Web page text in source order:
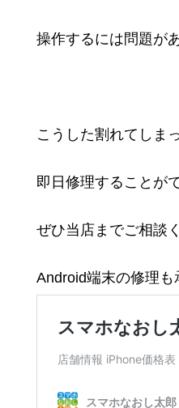
操作するには問題が
こうした割れてしま
即日修理することが
ぜひ当店までご相談
Android端末の修理も